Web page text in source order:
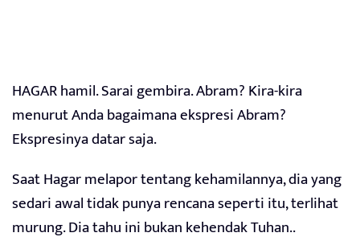
HAGAR hamil. Sarai gembira. Abram? Kira-kira
menurut Anda bagaimana ekspresi Abram?
Ekspresinya datar saja.
Saat Hagar melapor tentang kehamilannya, dia yang
sedari awal tidak punya rencana seperti itu, terlihat
murung. Dia tahu ini bukan kehendak Tuhan..